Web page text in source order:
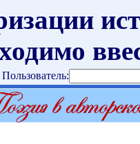
Пользователь: